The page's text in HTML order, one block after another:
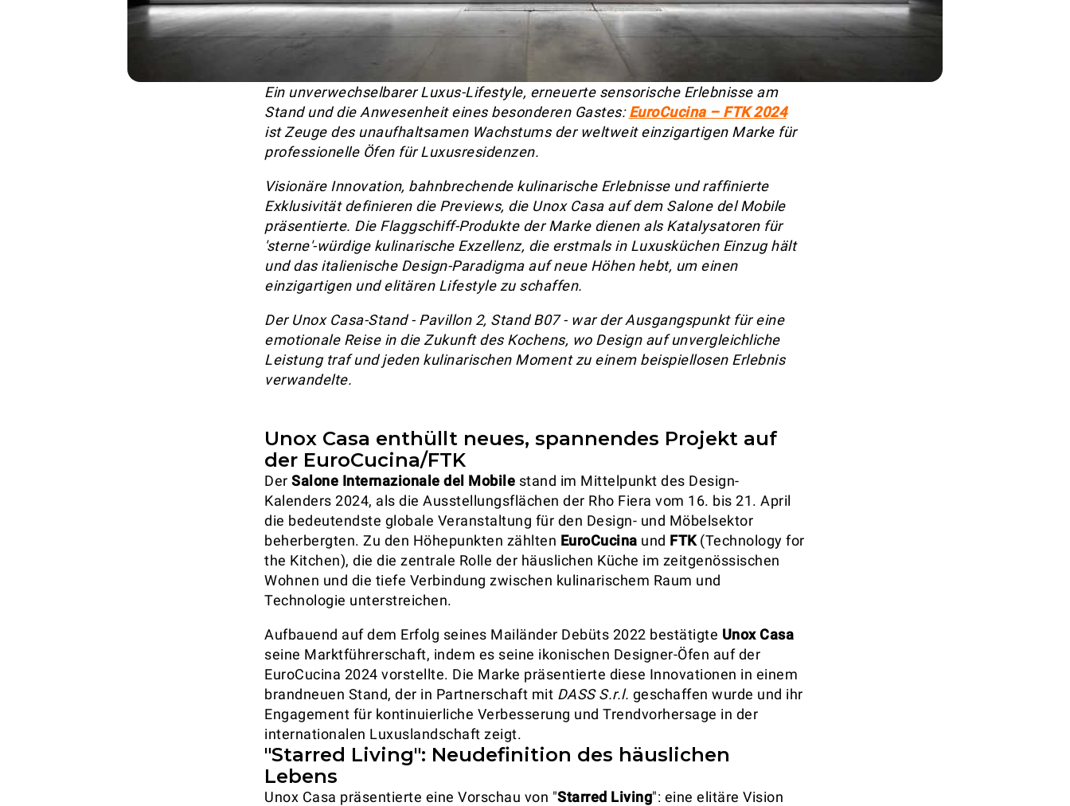
Ein unverwechselbarer Luxus-Lifestyle, erneuerte sensorische Erlebnisse am
Stand und die Anwesenheit eines besonderen Gastes:EuroCucina – FTK 2024
ist Zeuge des unaufhaltsamen Wachstums der weltweit einzigartigen Marke für
professionelle Öfen für Luxusresidenzen.
Visionäre Innovation, bahnbrechende kulinarische Erlebnisse und raffinierte
Exklusivität definieren die Previews, die Unox Casa auf dem Salone del Mobile
präsentierte. Die Flaggschiff-Produkte der Marke dienen als Katalysatoren für
'sterne'-würdige kulinarische Exzellenz, die erstmals in Luxusküchen Einzug hält
und das italienische Design-Paradigma auf neue Höhen hebt, um einen
einzigartigen und elitären Lifestyle zu schaffen.
Der Unox Casa-Stand - Pavillon 2, Stand B07 - war der Ausgangspunkt für eine
emotionale Reise in die Zukunft des Kochens, wo Design auf unvergleichliche
Leistung traf und jeden kulinarischen Moment zu einem beispiellosen Erlebnis
verwandelte.
Unox Casa enthüllt neues, spannendes Projekt auf
der EuroCucina/FTK
Der Salone Internazionale del Mobile stand im Mittelpunkt des Design-
Kalenders 2024, als die Ausstellungsflächen der Rho Fiera vom 16. bis 21. April
die bedeutendste globale Veranstaltung für den Design- und Möbelsektor
beherbergten. Zu den Höhepunkten zählten EuroCucina und FTK(Technology for
the Kitchen), die die zentrale Rolle der häuslichen Küche im zeitgenössischen
Wohnen und die tiefe Verbindung zwischen kulinarischem Raum und
Technologie unterstreichen.
Aufbauend auf dem Erfolg seines Mailänder Debüts 2022 bestätigte Unox Casa
seine Marktführerschaft, indem es seine ikonischen Designer-Öfen auf der
EuroCucina 2024 vorstellte. Die Marke präsentierte diese Innovationen in einem
brandneuen Stand, der in Partnerschaft mit DASS S.r.l. geschaffen wurde und ihr
Engagement für kontinuierliche Verbesserung und Trendvorhersage in der
internationalen Luxuslandschaft zeigt.
"Starred Living": Neudefinition des häuslichen
Lebens
Unox Casa präsentierte eine Vorschau von "Starred Living": eine elitäre Vision